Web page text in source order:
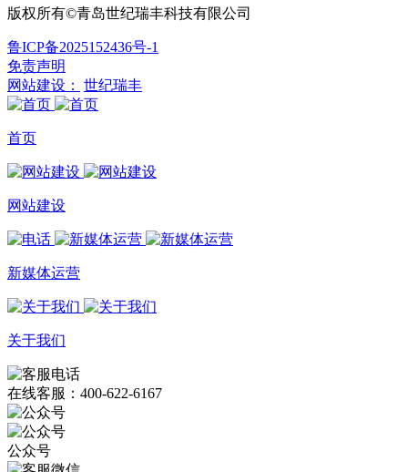
版权所有©青岛世纪瑞丰科技有限公司
鲁ICP备2025152436号-1
免责声明
网站建设：
世纪瑞丰
首页
网站建设
新媒体运营
关于我们
在线客服：400-622-6167
公众号